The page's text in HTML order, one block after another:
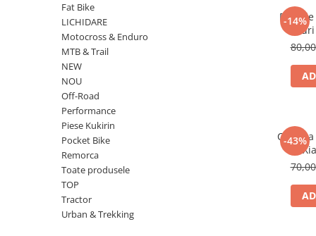
https://www.doctortrotineta.ro/lumini
Stop trotineta
https://www.doctortrotineta.ro/cadru
Aparatori (aripi)
Cricuri trotineta
https://www.doctortrotineta.ro/camere-
Fat Bike
LICHIDARE
Motocross & Enduro
MTB & Trail
NEW
NOU
Off-Road
Performance
Piese Kukirin
Pocket Bike
Remorca
Toate produsele
TOP
Tractor
Urban & Trekking
-14%
Disc
-43%